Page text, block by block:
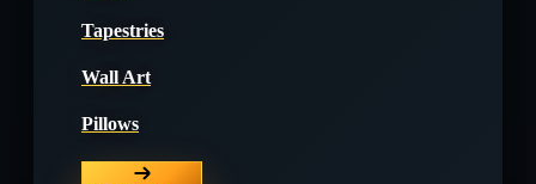
Tapestries
Wall Art
Pillows